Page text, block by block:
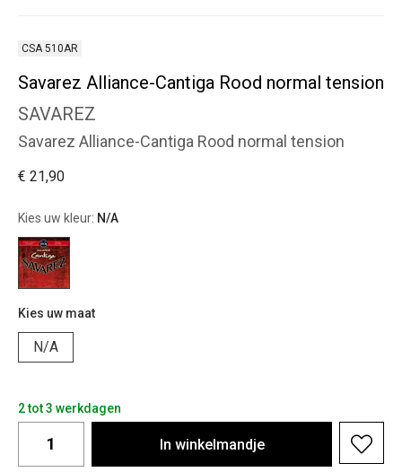
CSA 510AR
Savarez Alliance-Cantiga Rood normal tension
SAVAREZ
Savarez Alliance-Cantiga Rood normal tension
€ 21,90
Kies uw kleur: N/A
Kies uw maat
N/A
2 tot 3 werkdagen
In winkelmandje